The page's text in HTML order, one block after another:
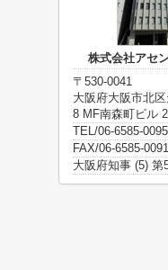
株式会社アセ
〒530-0041
大阪府大阪市北
8 MF南森町ビル
TEL/06-6585-0095
FAX/06-6585-0091
大阪府知事 (5) 第